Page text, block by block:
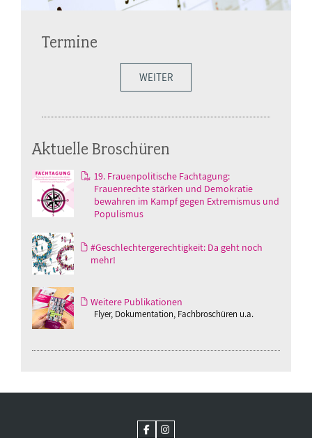
Termine
WEITER
Aktuelle Broschüren
19. Frauenpolitische Fachtagung:
Frauenrechte stärken und Demokratie
bewahren im Kampf gegen Extremismus und
Populismus
#Geschlechtergerechtigkeit: Da geht noch
mehr!
Weitere Publikationen
Flyer, Dokumentation, Fachbroschüren u.a.